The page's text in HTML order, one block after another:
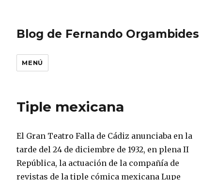
Blog de Fernando Orgambides
MENÚ
Tiple mexicana
El Gran Teatro Falla de Cádiz anunciaba en la
tarde del 24 de diciembre de 1932, en plena II
República, la actuación de la compañía de
revistas de la tiple cómica mexicana Lupe